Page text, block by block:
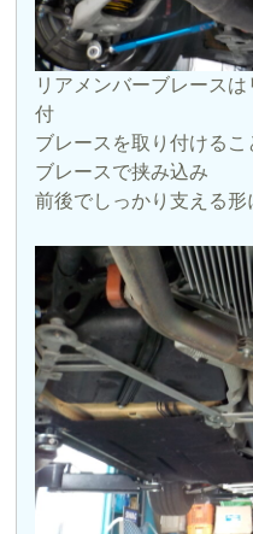
リアメンバーブレース
付
ブレースを取り付ける
ブレースで挟み込み
前後でしっかり支える形